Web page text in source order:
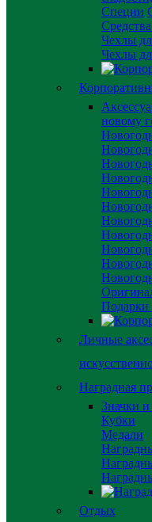
Специи
Чехлы
Чехлы
новому
Подарки
Личные
Наградная
Значки
Кубки
Медали
Отдых